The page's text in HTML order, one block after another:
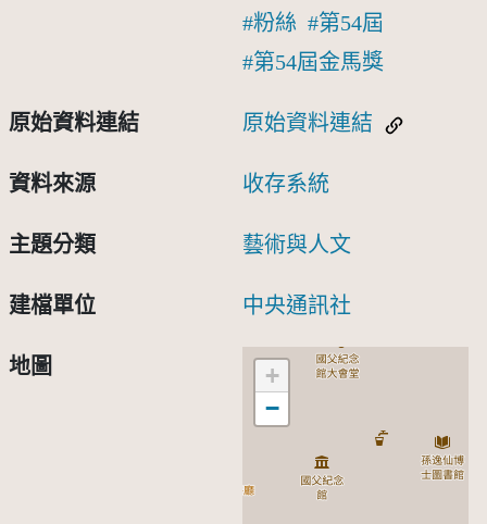
粉絲
第54屆
第54屆金馬獎
原始資料連結 原始資料連結
資料來源 收存系統
主題分類 藝術與人文
建檔單位 中央通訊社
地圖
+
−